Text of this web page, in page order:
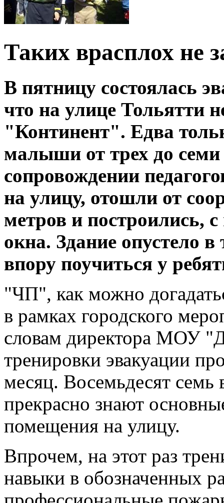
Таких врасплох не
В пятницу состоялась
что на улице Тольятти
"Континент". Едва
малыши от трех до
сопровождении
на улицу, отошли от
метров и построились,
окна. Здание опустело
впору поучиться у
"ЧП", как можно
в рамках городского
словам директора МОУ
тренировки эвакуации
месяц. Восемьдесят семь
прекрасно знают
помещения на улицу.
Впрочем, на этот раз
навыки в обозначенных